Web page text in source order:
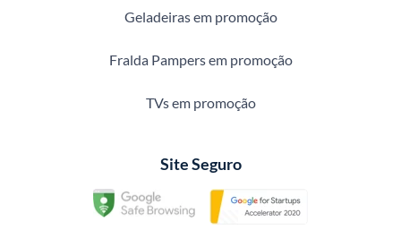
Geladeiras em promoção
Fralda Pampers em promoção
TVs em promoção
Site Seguro